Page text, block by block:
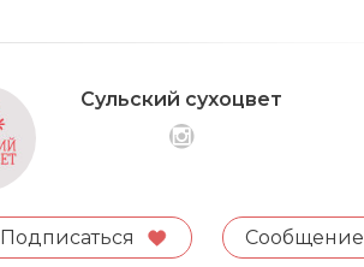
Сульский сухоцвет
Подписаться Сообщение